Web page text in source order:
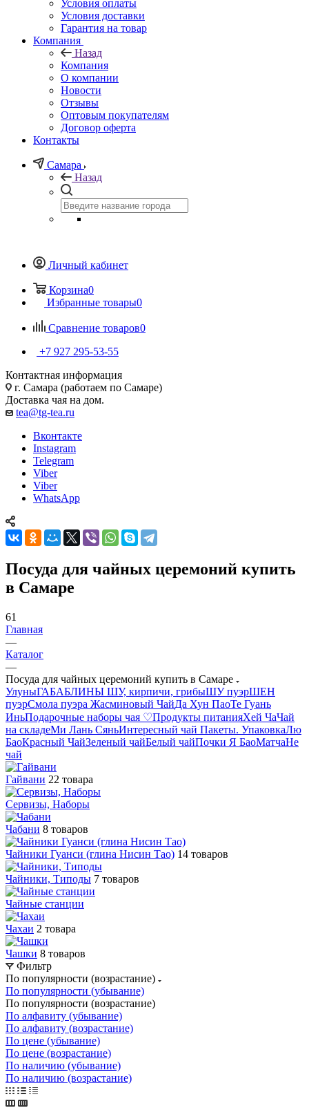
Условия оплаты
Условия доставки
Гарантия на товар
Компания
Назад
Компания
О компании
Новости
Отзывы
Оптовым покупателям
Договор оферта
Контакты
Самара
Назад
Личный кабинет
Корзина0
Избранные товары0
Сравнение товаров0
+7 927 295-53-55
Контактная информация
г. Самара (работаем по Самаре)
Доставка чая на дом.
tea@tg-tea.ru
Вконтакте
Instagram
Telegram
Viber
Viber
WhatsApp
Посуда для чайных церемоний купить
в Самаре
61
Главная
—
Каталог
—
Посуда для чайных церемоний купить в Самаре
УлуныГАБАБЛИНЫ ШУ, кирпичи, грибыШУ пуэрШЕН
пуэрСмола пуэра Жасминовый ЧайДа Хун ПаоТе Гуань
ИньПодарочные наборы чая ♡Продукты питанияХей ЧаЧай
на складеМи Лань СяньИнтересный чай Пакеты. УпаковкаЛю
БаоКрасный ЧайЗеленый чайБелый чайПочки Я БаоМатчаНе
чай
Гайвани 22 товара
Сервизы, Наборы
Чабани 8 товаров
Чайники Гуанси (глина Нисин Тао) 14 товаров
Чайники, Типоды 7 товаров
Чайные станции
Чахаи 2 товара
Чашки 8 товаров
Фильтр
По популярности (возрастание)
По популярности (убывание)
По популярности (возрастание)
По алфавиту (убывание)
По алфавиту (возрастание)
По цене (убывание)
По цене (возрастание)
По наличию (убывание)
По наличию (возрастание)